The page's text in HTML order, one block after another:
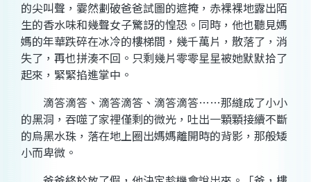
的尖叫聲，霎然劃破爸爸試圖的遮掩，赤裸裸地露出陌
生的香水味和幾聲女子驚訝的惶恐。同時，他也聽見媽
媽的年華跌碎在冰冷的樓梯間，幾千萬片，散落了，消
失了，再也拼湊不回。只剩幾片零零星星被她默默拾了
起來，緊緊掐進掌中。
滴答滴答、滴答滴答、滴答滴答……那縫成了小小
的黑洞，吞噬了家裡僅剩的微光，吐出一顆顆接續不斷
的烏黑水珠，落在地上圈出媽媽離開時的背影，那般矮
小而卑微。